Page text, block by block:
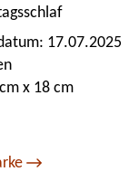
17.07.2025
x 18 cm